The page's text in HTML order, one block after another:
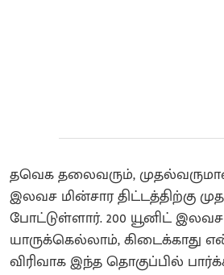
தவெக தலைவரும்,
இலவச மின்சார திட்டத்திற்கு
போட்டுள்ளார். 200 யூனிட்
யாருக்கெல்லாம், கிடைக்காது
விரிவாக இந்த தொகுப்பில்